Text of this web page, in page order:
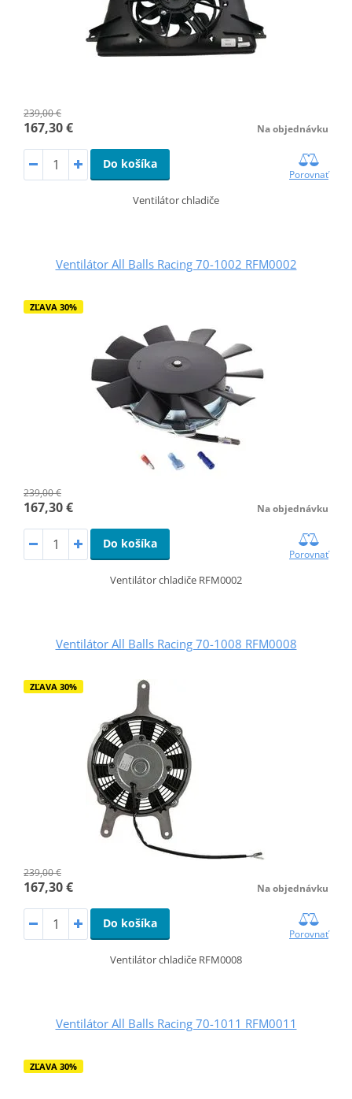
239,00 €
167,30 € Na objednávku
Do košíka
Porovnať
Ventilátor chladiče
Ventilátor All Balls Racing 70-1002 RFM0002
ZĽAVA 30%
239,00 €
167,30 € Na objednávku
Do košíka
Porovnať
Ventilátor chladiče RFM0002
Ventilátor All Balls Racing 70-1008 RFM0008
ZĽAVA 30%
239,00 €
167,30 € Na objednávku
Do košíka
Porovnať
Ventilátor chladiče RFM0008
Ventilátor All Balls Racing 70-1011 RFM0011
ZĽAVA 30%